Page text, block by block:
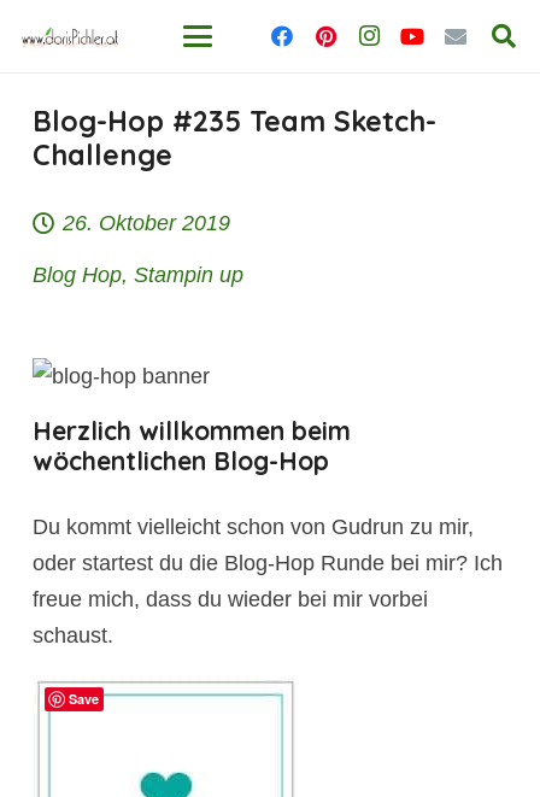
Blog-Hop #235 Team Sketch-
Challenge
26. Oktober 2019
Blog Hop, Stampin up
Herzlich willkommen beim
wöchentlichen Blog-Hop
Du kommt vielleicht schon von Gudrun zu mir,
oder startest du die Blog-Hop Runde bei mir? Ich
freue mich, dass du wieder bei mir vorbei
schaust.
Save